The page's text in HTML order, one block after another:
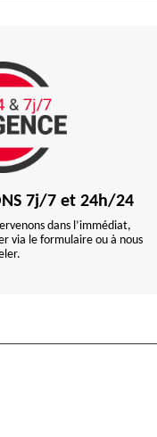
7j/7 et 24h/24
dans l’immédiat,
via le formulaire ou à nous